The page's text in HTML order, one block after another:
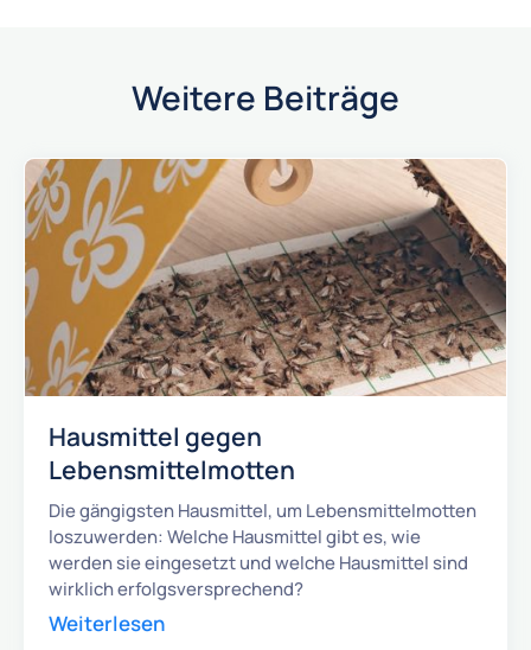
Weitere Beiträge
Hausmittel gegen
Lebensmittelmotten
Die gängigsten Hausmittel, um Lebensmittelmotten
loszuwerden: Welche Hausmittel gibt es, wie
werden sie eingesetzt und welche Hausmittel sind
wirklich erfolgsversprechend?
Weiterlesen